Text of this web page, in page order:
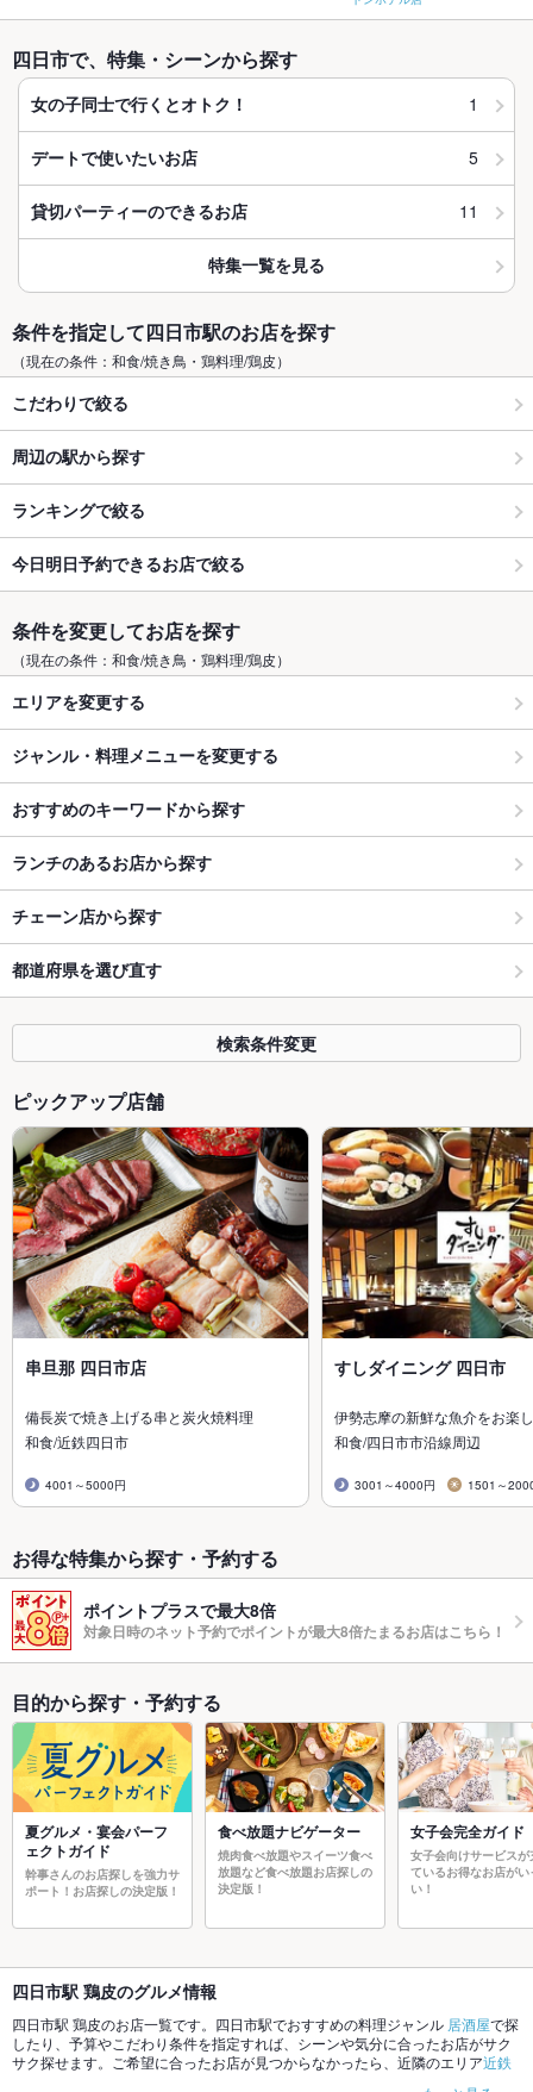
四日市で、特集・シーンから探す
女の子同士で行くとオトク！ 1
デートで使いたいお店 5
貸切パーティーのできるお店 11
特集一覧を見る
条件を指定して四日市駅のお店を探す
（現在の条件：和食/焼き鳥・鶏料理/鶏皮）
こだわりで絞る
周辺の駅から探す
ランキングで絞る
今日明日予約できるお店で絞る
条件を変更してお店を探す
（現在の条件：和食/焼き鳥・鶏料理/鶏皮）
エリアを変更する
ジャンル・料理メニューを変更する
おすすめのキーワードから探す
ランチのあるお店から探す
チェーン店から探す
都道府県を選び直す
検索条件変更
ピックアップ店舗
串旦那 四日市店
備長炭で焼き上げる串と炭火焼料理
和食/近鉄四日市
4001～5000円
すしダイニング 四日市
伊勢志摩の新鮮な魚介をお楽
和食/四日市市沿線周辺
3001～4000円 1501～
お得な特集から探す・予約する
ポイントプラスで最大8倍
対象日時のネット予約でポイントが最大8倍たまるお店はこちら！
目的から探す・予約する
夏グルメ・宴会パーフ
ェクトガイド
幹事さんのお店探しを強力サ
ポート！お店探しの決定版！
食べ放題ナビゲーター
焼肉食べ放題やスイーツ食べ
放題など食べ放題お店探しの
決定版！
女子会完全ガイド
女子会向けサービスが
ているお得なお店がい
い！
四日市駅 鶏皮のグルメ情報
四日市駅 鶏皮のお店一覧です。四日市駅でおすすめの料理ジャンル 居酒屋で探
したり、予算やこだわり条件を指定すれば、シーンや気分に合ったお店がサク
サク探せます。ご希望に合ったお店が見つからなかったら、近隣のエリア近鉄